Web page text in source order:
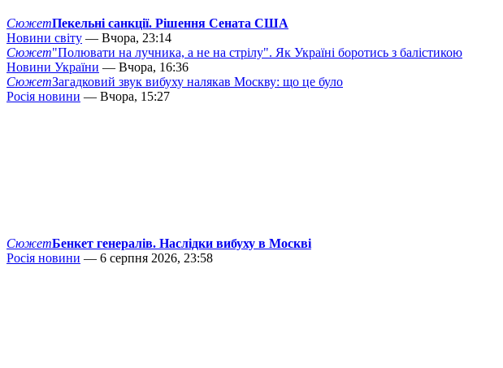
СюжетПекельні санкції. Рішення Сената США
Новини світу — Вчора, 23:14
Сюжет"Полювати на лучника, а не на стрілу". Як Україні боротись з балістикою
Новини України — Вчора, 16:36
СюжетЗагадковий звук вибуху налякав Москву: що це було
Росія новини — Вчора, 15:27
СюжетБенкет генералів. Наслідки вибуху в Москві
Росія новини — 6 серпня 2026, 23:58